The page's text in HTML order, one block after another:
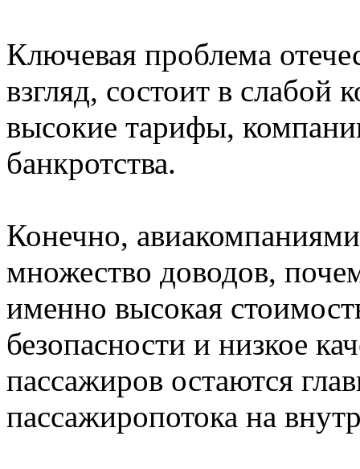
Ключевая проблема
взгляд, состоит в слабой
высокие тарифы,
банкротства.
Конечно,
множество доводов,
именно высокая
безопасности и низкое
пассажиров остаются
пассажиропотока на